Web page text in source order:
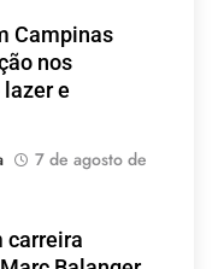
Campinas
nos
e
7 de agosto de
carreira